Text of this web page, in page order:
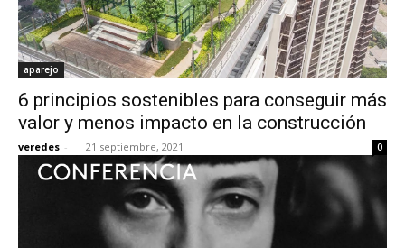
aparejo
6 principios sostenibles para conseguir más
valor y menos impacto en la construcción
veredes - 21 septiembre, 2021 0